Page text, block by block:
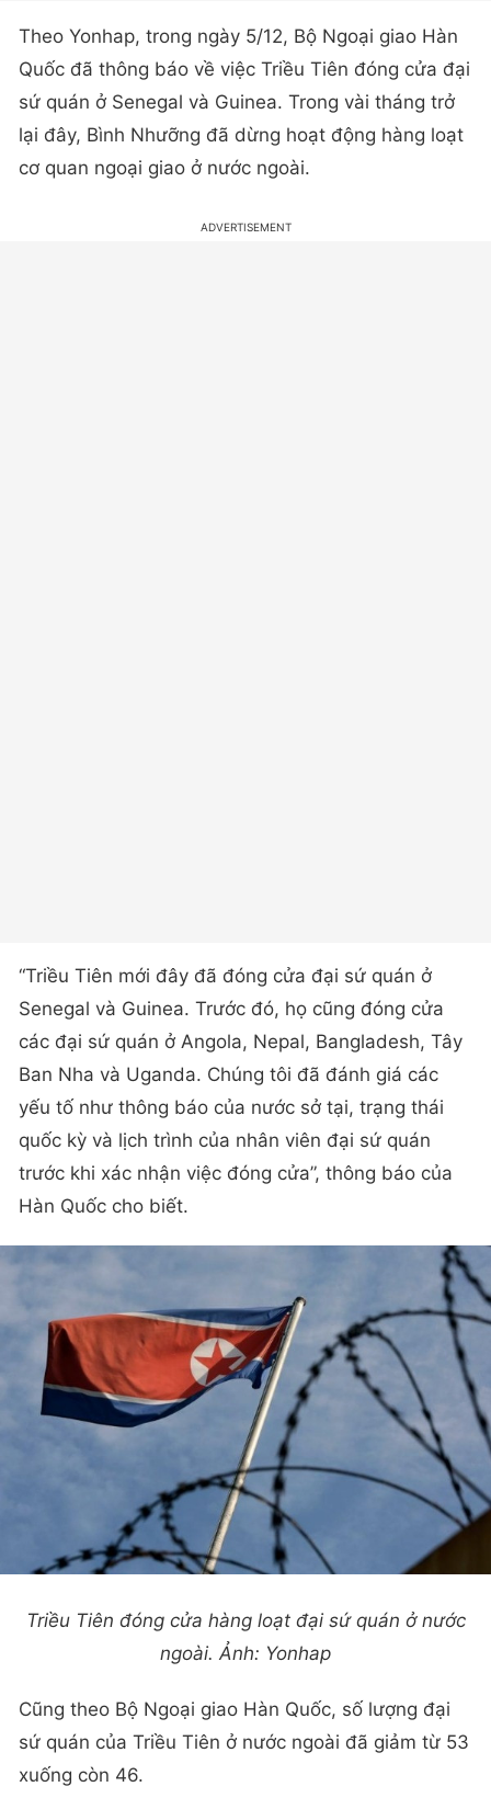
Theo Yonhap, trong ngày 5/12, Bộ Ngoại giao Hàn
Quốc đã thông báo về việc Triều Tiên đóng cửa đại
sứ quán ở Senegal và Guinea. Trong vài tháng trở
lại đây, Bình Nhưỡng đã dừng hoạt động hàng loạt
cơ quan ngoại giao ở nước ngoài.
“Triều Tiên mới đây đã đóng cửa đại sứ quán ở
Senegal và Guinea. Trước đó, họ cũng đóng cửa
các đại sứ quán ở Angola, Nepal, Bangladesh, Tây
Ban Nha và Uganda. Chúng tôi đã đánh giá các
yếu tố như thông báo của nước sở tại, trạng thái
quốc kỳ và lịch trình của nhân viên đại sứ quán
trước khi xác nhận việc đóng cửa”, thông báo của
Hàn Quốc cho biết.
Triều Tiên đóng cửa hàng loạt đại sứ quán ở nước
ngoài. Ảnh: Yonhap
Cũng theo Bộ Ngoại giao Hàn Quốc, số lượng đại
sứ quán của Triều Tiên ở nước ngoài đã giảm từ 53
xuống còn 46.